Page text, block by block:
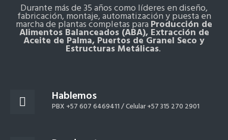
Durante más de 35 años como líderes en diseño,
fabricación, montaje, automatización y puesta en
marcha de plantas completas para Producción de
Alimentos Balanceados (ABA), Extracción de
Aceite de Palma, Puertos de Granel Seco y
Estructuras Metálicas.
Hablemos
PBX +57 607 6469411 /Celular +57 315 270 2901